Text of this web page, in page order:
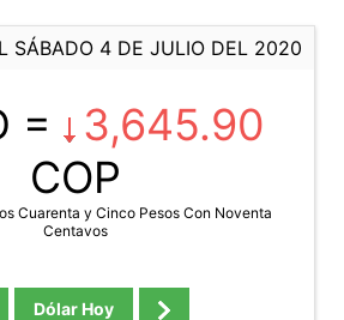
SÁBADO 4 DE JULIO DEL 2020
=
3,645.90
COP
Cuarenta y Cinco Pesos Con Noventa
Centavos
Dólar Hoy